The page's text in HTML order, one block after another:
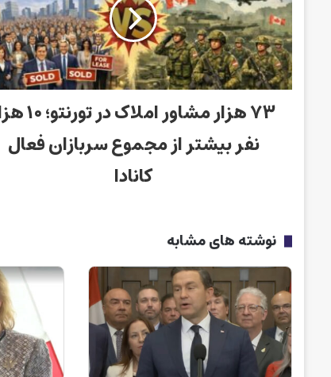
۷۳ هزار مشاور املاک در
نفر بیشتر از مجموع سربازان فعال
کانادا
نوشته های مشابه